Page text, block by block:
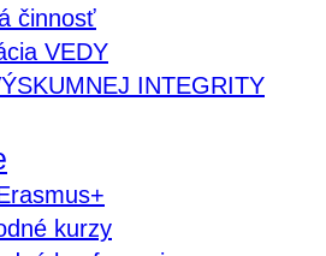
činnosť
VEDY
INTEGRITY
kurzy